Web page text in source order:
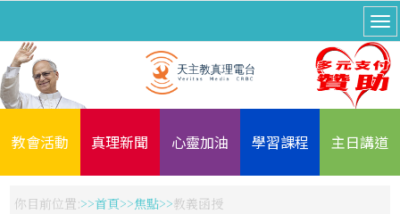
教會活動 真理新聞 心靈加油 學習課程 主日講道
你目前位置: 首頁 焦點 教義函授